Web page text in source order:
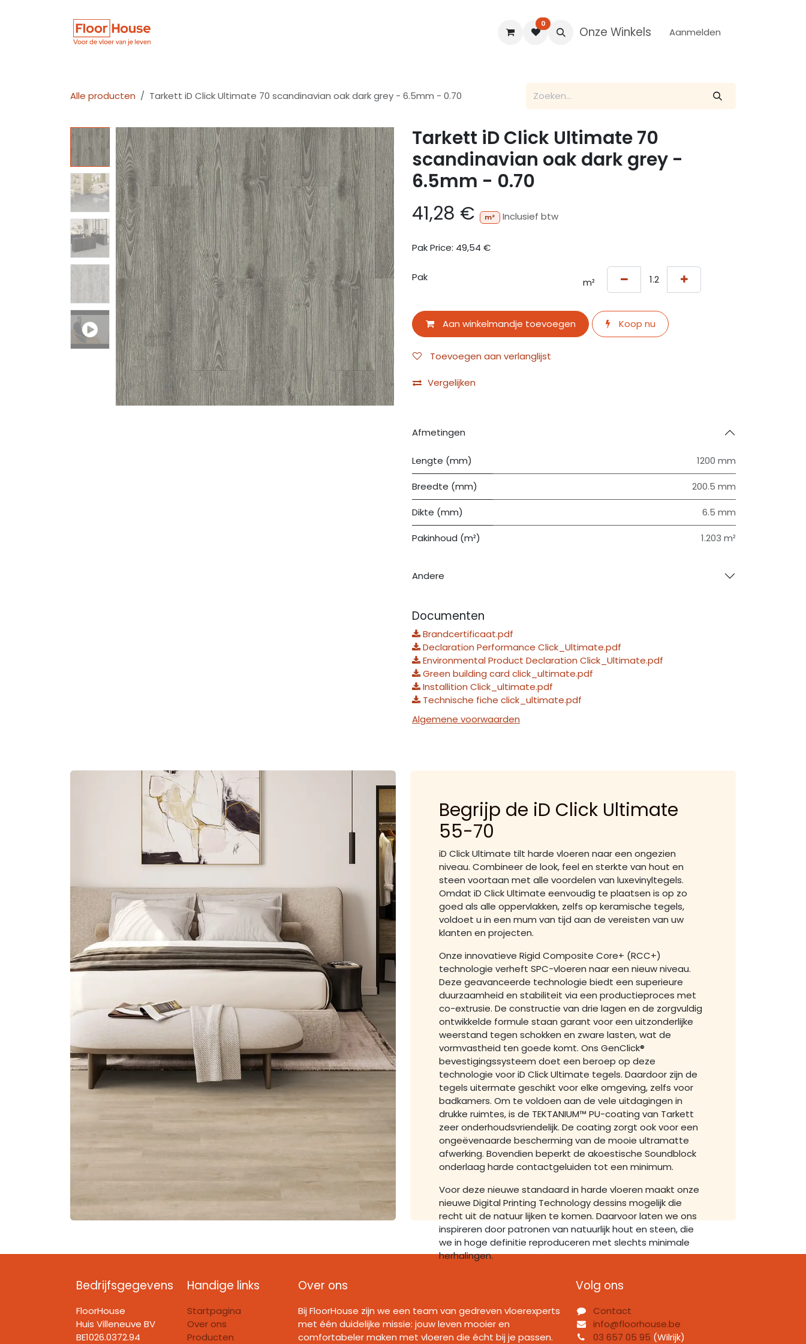
Blogs
0
Onze Winkels Aanmelden
Alle producten Tarkett iD Click Ultimate 70 scandinavian oak dark grey - 6.5mm - 0.70
Tarkett iD Click Ultimate 70
scandinavian oak dark grey -
6.5mm - 0.70
41,28 € m² Inclusief btw
Pak Price: 49,54 €
Pak m²
Aan winkelmandje toevoegen Koop nu
Toevoegen aan verlanglijst
Vergelijken
Afmetingen
Lengte (mm) 1200 mm
Breedte (mm) 200.5 mm
Dikte (mm) 6.5 mm
Pakinhoud (m²) 1.203 m²
Andere
Documenten
Brandcertificaat.pdf
Declaration Performance Click_Ultimate.pdf
Environmental Product Declaration Click_Ultimate.pdf
Green building card click_ultimate.pdf
Installition Click_ultimate.pdf
Technische fiche click_ultimate.pdf
Algemene voorwaarden
Begrijp de iD Click Ultimate
55-70
iD Click Ultimate tilt harde vloeren naar een ongezien
niveau. Combineer de look, feel en sterkte van hout en
steen voortaan met alle voordelen van luxevinyltegels.
Omdat iD Click Ultimate eenvoudig te plaatsen is op zo
goed als alle oppervlakken, zelfs op keramische tegels,
voldoet u in een mum van tijd aan de vereisten van uw
klanten en projecten.
Onze innovatieve Rigid Composite Core+ (RCC+)
technologie verheft SPC-vloeren naar een nieuw niveau.
Deze geavanceerde technologie biedt een superieure
duurzaamheid en stabiliteit via een productieproces met
co-extrusie. De constructie van drie lagen en de zorgvuldig
ontwikkelde formule staan garant voor een uitzonderlijke
weerstand tegen schokken en zware lasten, wat de
vormvastheid ten goede komt. Ons GenClick®
bevestigingssysteem doet een beroep op deze
technologie voor iD Click Ultimate tegels. Daardoor zijn de
tegels uitermate geschikt voor elke omgeving, zelfs voor
badkamers. Om te voldoen aan de vele uitdagingen in
drukke ruimtes, is de TEKTANIUM™ PU-coating van Tarkett
zeer onderhoudsvriendelijk. De coating zorgt ook voor een
ongeëvenaarde bescherming van de mooie ultramatte
afwerking. Bovendien beperkt de akoestische Soundblock
onderlaag harde contactgeluiden tot een minimum.
Voor deze nieuwe standaard in harde vloeren maakt onze
nieuwe Digital Printing Technology dessins mogelijk die
recht uit de natuur lijken te komen. Daarvoor laten we ons
inspireren door patronen van natuurlijk hout en steen, die
we in hoge definitie reproduceren met slechts minimale
herhalingen.
Volg ons
Contact
info@floorhouse.be
03 657 05 95 (Wilrijk)
Over ons
Bij FloorHouse zijn we een team van gedreven vloerexperts
met één duidelijke missie: jouw leven mooier en
comfortabeler maken met vloeren die écht bij je passen.
Handige links
Startpagina
Over ons
Producten
Bedrijfsgegevens
FloorHouse
Huis Villeneuve BV​
BE1026.0372.94